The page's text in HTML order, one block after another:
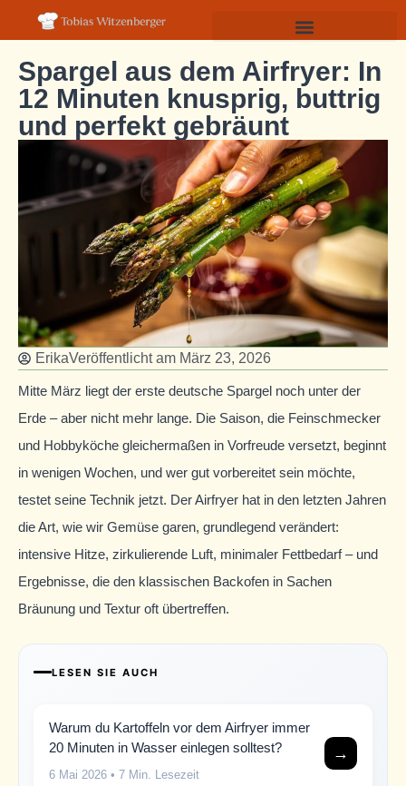
Spargel aus dem Airfryer: In
12 Minuten knusprig, buttrig
und perfekt gebräunt
ErikaVeröffentlicht am März 23, 2026
Mitte März liegt der erste deutsche Spargel noch unter der
Erde – aber nicht mehr lange. Die Saison, die Feinschmecker
und Hobbyköche gleichermaßen in Vorfreude versetzt, beginnt
in wenigen Wochen, und wer gut vorbereitet sein möchte,
testet seine Technik jetzt. Der Airfryer hat in den letzten Jahren
die Art, wie wir Gemüse garen, grundlegend verändert:
intensive Hitze, zirkulierende Luft, minimaler Fettbedarf – und
Ergebnisse, die den klassischen Backofen in Sachen
Bräunung und Textur oft übertreffen.
LESEN SIE AUCH
Warum du Kartoffeln vor dem Airfryer immer
20 Minuten in Wasser einlegen solltest?
6 Mai 2026 • 7 Min. Lesezeit
→